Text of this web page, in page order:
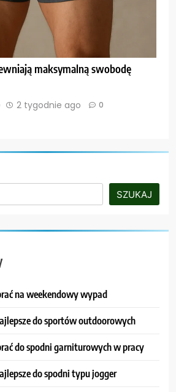
maksymalną swobodę
2 tygodnie ago 0
SZUKAJ
na weekendowy wypad
do sportów outdoorowych
do spodni garniturowych w pracy
do spodni typu jogger